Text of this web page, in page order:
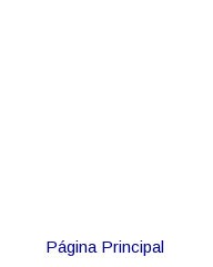
Página Principal